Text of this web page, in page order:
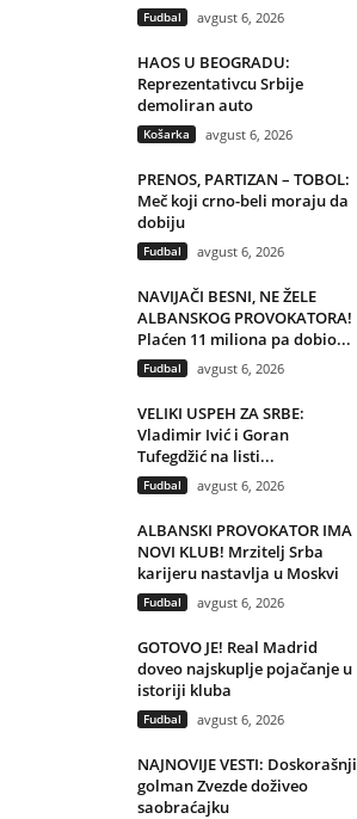
Fudbal avgust 6, 2026
HAOS U BEOGRADU:
Reprezentativcu Srbije
demoliran auto
Košarka avgust 6, 2026
PRENOS, PARTIZAN – TOBOL:
Meč koji crno-beli moraju da
dobiju
Fudbal avgust 6, 2026
NAVIJAČI BESNI, NE ŽELE
ALBANSKOG PROVOKATORA!
Plaćen 11 miliona pa dobio...
Fudbal avgust 6, 2026
VELIKI USPEH ZA SRBE:
Vladimir Ivić i Goran
Tufegdžić na listi...
Fudbal avgust 6, 2026
ALBANSKI PROVOKATOR IMA
NOVI KLUB! Mrzitelj Srba
karijeru nastavlja u Moskvi
Fudbal avgust 6, 2026
GOTOVO JE! Real Madrid
doveo najskuplje pojačanje u
istoriji kluba
Fudbal avgust 6, 2026
NAJNOVIJE VESTI: Doskorašnji
golman Zvezde doživeo
saobraćajku